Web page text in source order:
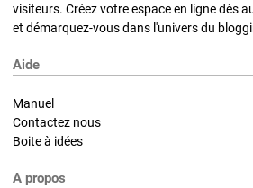
visiteurs. Créez votre espace en ligne dès
et démarquez-vous dans l'univers du
Aide
Manuel
Contactez nous
Boite à idées
A propos